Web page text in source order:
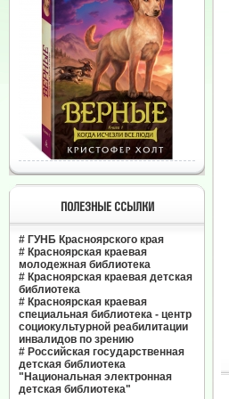
ПОЛЕЗНЫЕ ССЫЛКИ
# ГУНБ Красноярского края
# Красноярская краевая
молодежная библиотека
# Красноярская краевая детская
библиотека
# Красноярская краевая
специальная библиотека - центр
социокультурной реабилитации
инвалидов по зрению
# Российская государственная
детская библиотека
"Национальная электронная
детская библиотека"